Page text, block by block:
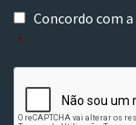
C
o
n
s
t
Concordo com a
*
P